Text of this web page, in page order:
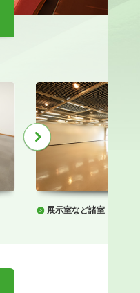
展示室など諸室